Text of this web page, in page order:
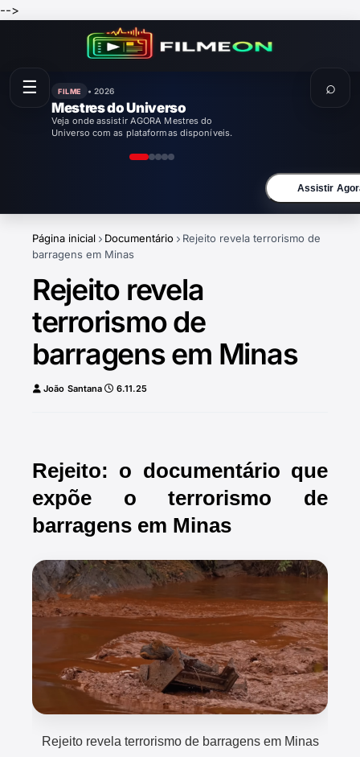
-->
FILME • 2026
Mestres do Universo
Veja onde assistir AGORA Mestres do
Universo com as plataformas disponíveis.
Assistir
Página inicial Documentário
Rejeito revela terrorismo de
barragens em Minas
Rejeito revela
terrorismo de
barragens em Minas
João Santana 6.11.25
Rejeito: o documentário que
expõe o terrorismo de
barragens em Minas
Rejeito revela terrorismo de barragens em Minas
☰ ⌕